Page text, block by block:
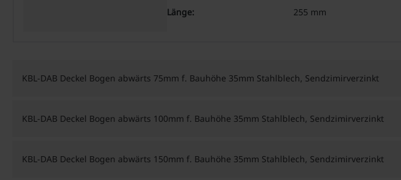
Länge:
255 mm
KBL-DAB Deckel Bogen abwärts 75mm f. Bauhöhe 35mm Stahlblech, Sendzimirverzinkt
KBL-DAB Deckel Bogen abwärts 100mm f. Bauhöhe 35mm Stahlblech, Sendzimirverzinkt
KBL-DAB Deckel Bogen abwärts 150mm f. Bauhöhe 35mm Stahlblech, Sendzimirverzinkt